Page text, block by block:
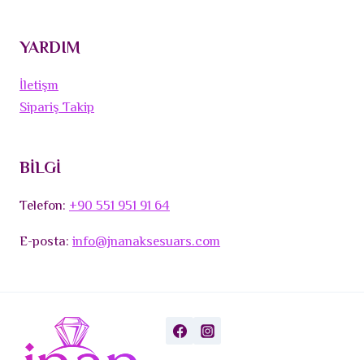
YARDIM
İletişm
Sipariş Takip
BİLGİ
Telefon:+90 551 951 91 64
E-posta:info@jnanaksesuars.com